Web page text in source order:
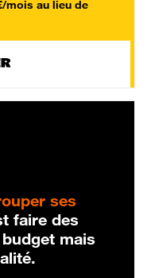
mois au lieu de
ses
faire des
mais